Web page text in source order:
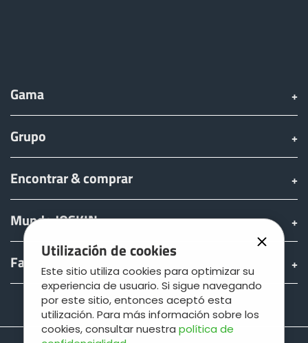
Utilización de cookies
Este sitio utiliza cookies para optimizar su
experiencia de usuario. Si sigue navegando
por este sitio, entonces aceptó esta
utilización. Para más información sobre los
cookies, consultar nuestra política de
Gama
Grupo
Encontrar & comprar
Mundo JOSKIN
Fan shop
Teamviewer